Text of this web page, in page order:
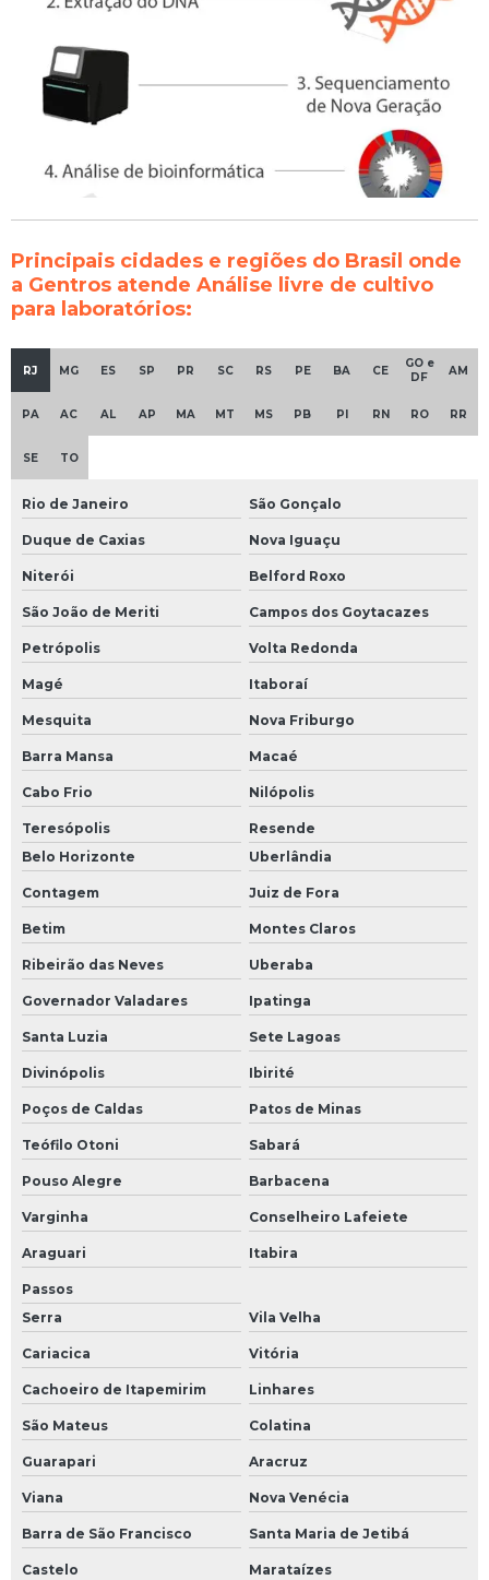
Principais cidades e regiões do Brasil onde
a Gentros atende Análise livre de cultivo
para laboratórios:
RJ MG ES SP PR SC RS PE BA CE
GO e
DF
AM
PA AC AL AP MA MT MS PB PI RN RO RR
SE TO
Rio de Janeiro São Gonçalo
Duque de Caxias Nova Iguaçu
Niterói Belford Roxo
São João de Meriti Campos dos Goytacazes
Petrópolis Volta Redonda
Magé Itaboraí
Mesquita Nova Friburgo
Barra Mansa Macaé
Cabo Frio Nilópolis
Teresópolis
Resende
Belo Horizonte
Uberlândia
Contagem Juiz de Fora
Betim Montes Claros
Ribeirão das Neves Uberaba
Governador Valadares Ipatinga
Santa Luzia Sete Lagoas
Divinópolis Ibirité
Poços de Caldas Patos de Minas
Teófilo Otoni Sabará
Pouso Alegre Barbacena
Varginha Conselheiro Lafeiete
Araguari Itabira
Passos
Serra
Vila Velha
Cariacica Vitória
Cachoeiro de Itapemirim Linhares
São Mateus Colatina
Guarapari Aracruz
Viana Nova Venécia
Barra de São Francisco Santa Maria de Jetibá
Castelo Marataízes